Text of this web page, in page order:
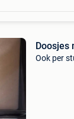
Doosjes
Ook per